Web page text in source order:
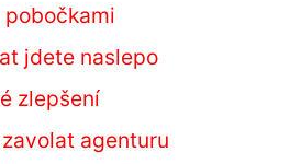
pobočkami
jdete naslepo
zlepšení
agenturu